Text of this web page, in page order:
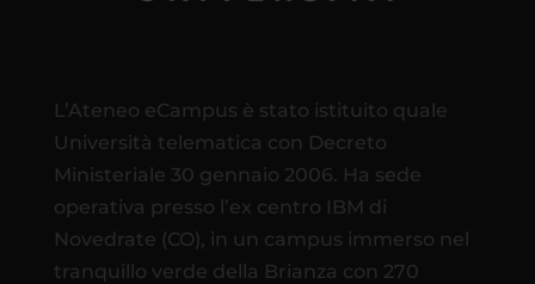
L’Ateneo eCampus è stato istituito quale
Università telematica con Decreto
Ministeriale 30 gennaio 2006. Ha sede
operativa presso l’ex centro IBM di
Novedrate (CO), in un campus immerso nel
tranquillo verde della Brianza con 270